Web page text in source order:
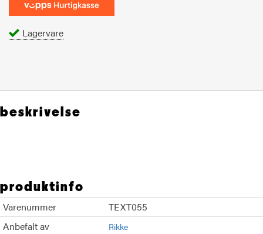
Lagervare
beskrivelse
produktinfo
Varenummer
TEXT055
Anbefalt av
Rikke